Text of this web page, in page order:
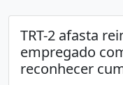
TRT-2 afasta
empregado
reconhecer